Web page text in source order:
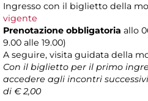
Ingresso con il biglietto della
vigente
Prenotazione obbligatoria allo
9.00 alle 19.00)
A seguire, visita guidata della
Con il biglietto per il primo
accedere agli incontri
di € 2,00